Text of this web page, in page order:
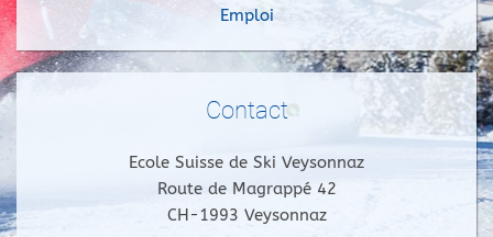
Emploi
Contact
Ecole Suisse de Ski Veysonnaz
Route de Magrappé 42
CH-1993 Veysonnaz